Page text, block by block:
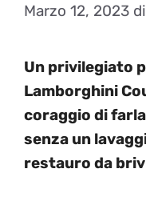
Marzo 12, 2023 di
Un privilegiato
Lamborghini
coraggio di
senza un
restauro da